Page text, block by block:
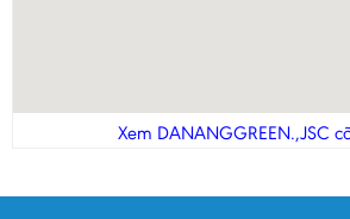
Xem DANANGGREEN.,JSC